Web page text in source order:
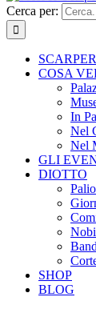
Cerca per:
COSA
In
Nel
Nel
GLI
DIOTTO
SHOP
BLOG